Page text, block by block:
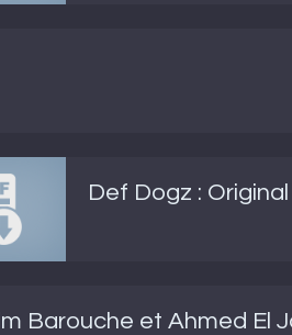
Def Dogz :
Barouche et Ahmed El